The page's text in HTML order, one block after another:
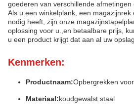
goederen van verschillende afmetingen
Als u een winkelplank, een
nodig heeft, zijn onze
oplossing voor u.,en betaalbare prijs,
u een product krijgt dat aan al uw
Kenmerken:
Productnaam:Opbergrekken
Materiaal:koudgewalst staal